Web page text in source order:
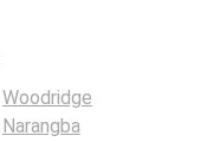
Woodridge
Narangba